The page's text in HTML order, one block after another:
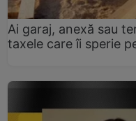
Ai garaj, anexă sau
taxele care îi sperie